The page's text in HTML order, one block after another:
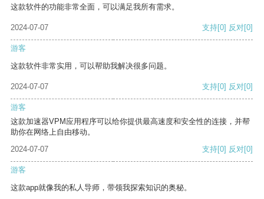
这款软件的功能非常全面，可以满足我所有需求。
2024-07-07 支持[0] 反对[0]
游客
这款软件非常实用，可以帮助我解决很多问题。
2024-07-07 支持[0] 反对[0]
游客
这款加速器VPM应用程序可以给你提供最高速度和安全性的连接，并帮
助你在网络上自由移动。
2024-07-07
支持[0] 反对[0]
游客
这款app就像我的私人导师，带领我探索知识的奥秘。